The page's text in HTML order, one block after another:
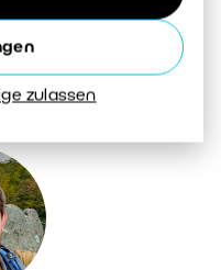
zulassen